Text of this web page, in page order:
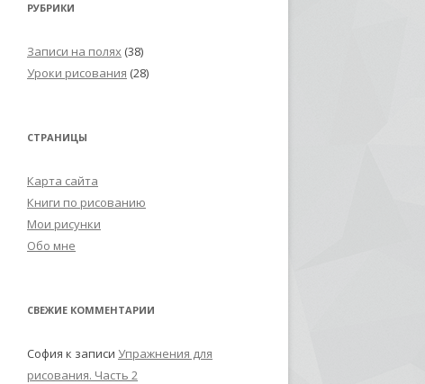
РУБРИКИ
Записи на полях (38)
Уроки рисования (28)
СТРАНИЦЫ
Карта сайта
Книги по рисованию
Мои рисунки
Обо мне
СВЕЖИЕ КОММЕНТАРИИ
София к записи Упражнения для
рисования. Часть 2